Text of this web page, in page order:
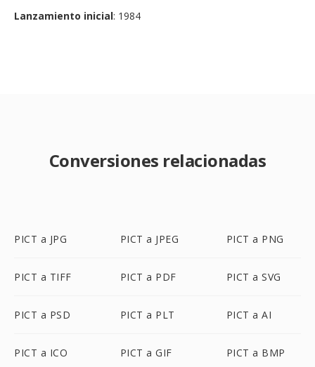
Lanzamiento inicial: 1984
Conversiones relacionadas
PICT a JPG PICT a JPEG PICT a PNG
PICT a TIFF PICT a PDF PICT a SVG
PICT a PSD PICT a PLT PICT a AI
PICT a ICO PICT a GIF PICT a BMP